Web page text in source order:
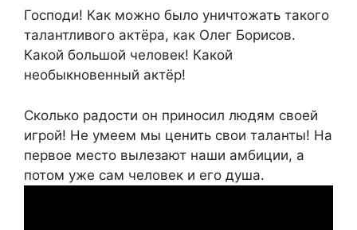
Господи! Как можно было уничтожать такого
талантливого актёра, как Олег Борисов.
Какой большой человек! Какой
необыкновенный актёр!
Сколько радости он приносил людям своей
игрой! Не умеем мы ценить свои таланты! На
первое место вылезают наши амбиции, а
потом уже сам человек и его душа.